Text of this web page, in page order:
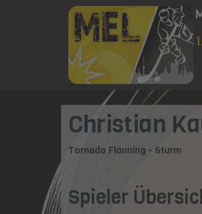
Christian
Tornado Flanning - Sturm
Spieler